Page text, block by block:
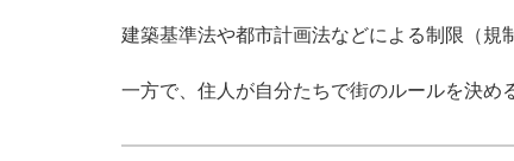
建築基準法や都市計画法などによる制限（規
一方で、住人が自分たちで街のルールを決め